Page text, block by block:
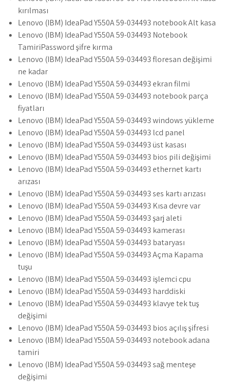
kırılması
Lenovo (IBM) IdeaPad Y550A 59-034493 notebook Alt kasa
Lenovo (IBM) IdeaPad Y550A 59-034493 Notebook
TamiriPassword şifre kırma
Lenovo (IBM) IdeaPad Y550A 59-034493 floresan değişimi
ne kadar
Lenovo (IBM) IdeaPad Y550A 59-034493 ekran filmi
Lenovo (IBM) IdeaPad Y550A 59-034493 notebook parça
fiyatları
Lenovo (IBM) IdeaPad Y550A 59-034493 windows yükleme
Lenovo (IBM) IdeaPad Y550A 59-034493 lcd panel
Lenovo (IBM) IdeaPad Y550A 59-034493 üst kasası
Lenovo (IBM) IdeaPad Y550A 59-034493 bios pili değişimi
Lenovo (IBM) IdeaPad Y550A 59-034493 ethernet kartı
arızası
Lenovo (IBM) IdeaPad Y550A 59-034493 ses kartı arızası
Lenovo (IBM) IdeaPad Y550A 59-034493 Kısa devre var
Lenovo (IBM) IdeaPad Y550A 59-034493 şarj aleti
Lenovo (IBM) IdeaPad Y550A 59-034493 kamerası
Lenovo (IBM) IdeaPad Y550A 59-034493 bataryası
Lenovo (IBM) IdeaPad Y550A 59-034493 Açma Kapama
tuşu
Lenovo (IBM) IdeaPad Y550A 59-034493 işlemci cpu
Lenovo (IBM) IdeaPad Y550A 59-034493 harddiski
Lenovo (IBM) IdeaPad Y550A 59-034493 klavye tek tuş
değişimi
Lenovo (IBM) IdeaPad Y550A 59-034493 bios açılış şifresi
Lenovo (IBM) IdeaPad Y550A 59-034493 notebook adana
tamiri
Lenovo (IBM) IdeaPad Y550A 59-034493 sağ menteşe
değişimi